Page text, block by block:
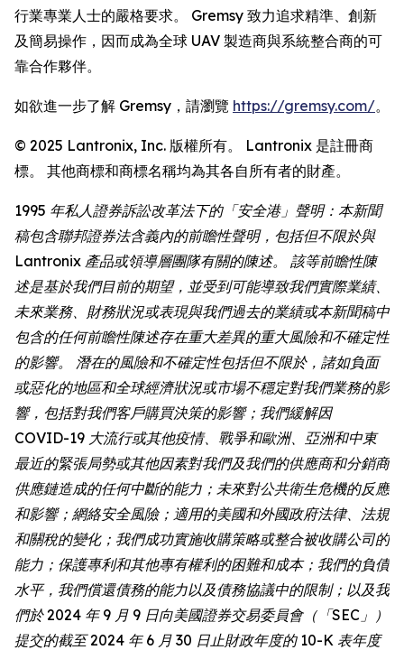
行業專業人士的嚴格要求。 Gremsy 致力追求精準、創新
及簡易操作，因而成為全球 UAV 製造商與系統整合商的可
靠合作夥伴。
如欲進一步了解 Gremsy，請瀏覽 https://gremsy.com/。
© 2025 Lantronix, Inc. 版權所有。 Lantronix 是註冊商
標。 其他商標和商標名稱均為其各自所有者的財產。
1995 年私人證券訴訟改革法下的「安全港」聲明：本新聞
稿包含聯邦證券法含義內的前瞻性聲明，包括但不限於與
Lantronix 產品或領導層團隊有關的陳述。 該等前瞻性陳
述是基於我們目前的期望，並受到可能導致我們實際業績、
未來業務、財務狀況或表現與我們過去的業績或本新聞稿中
包含的任何前瞻性陳述存在重大差異的重大風險和不確定性
的影響。 潛在的風險和不確定性包括但不限於，諸如負面
或惡化的地區和全球經濟狀況或市場不穩定對我們業務的影
響，包括對我們客戶購買決策的影響；我們緩解因
COVID-19 大流行或其他疫情、戰爭和歐洲、亞洲和中東
最近的緊張局勢或其他因素對我們及我們的供應商和分銷商
供應鏈造成的任何中斷的能力；未來對公共衛生危機的反應
和影響；網絡安全風險；適用的美國和外國政府法律、法規
和關稅的變化；我們成功實施收購策略或整合被收購公司的
能力；保護專利和其他專有權利的困難和成本；我們的負債
水平，我們償還債務的能力以及債務協議中的限制；以及我
們於 2024 年 9 月 9 日向美國證券交易委員會（「SEC」）
提交的截至 2024 年 6 月 30 日止財政年度的 10-K 表年度